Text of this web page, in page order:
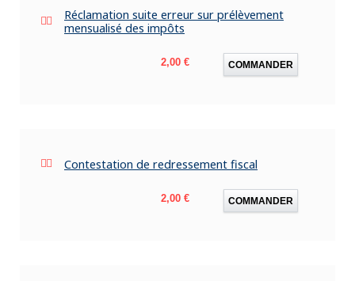
Réclamation suite erreur sur prélèvement
mensualisé des impôts
Prix
2,00 € COMMANDER
Contestation de redressement fiscal
Prix
2,00 € COMMANDER